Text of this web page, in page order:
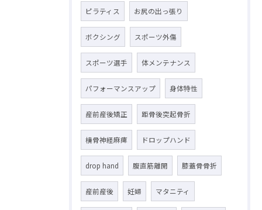
ピラティス お尻の出っ張り
ボクシング スポーツ外傷
スポーツ選手 体メンテナンス
パフォーマンスアップ 身体特性
産前産後矯正 距骨後突起骨折
橈骨神経麻痺 ドロップハンド
drop hand 腹直筋離開 膝蓋骨骨折
産前産後 妊婦 マタニティ